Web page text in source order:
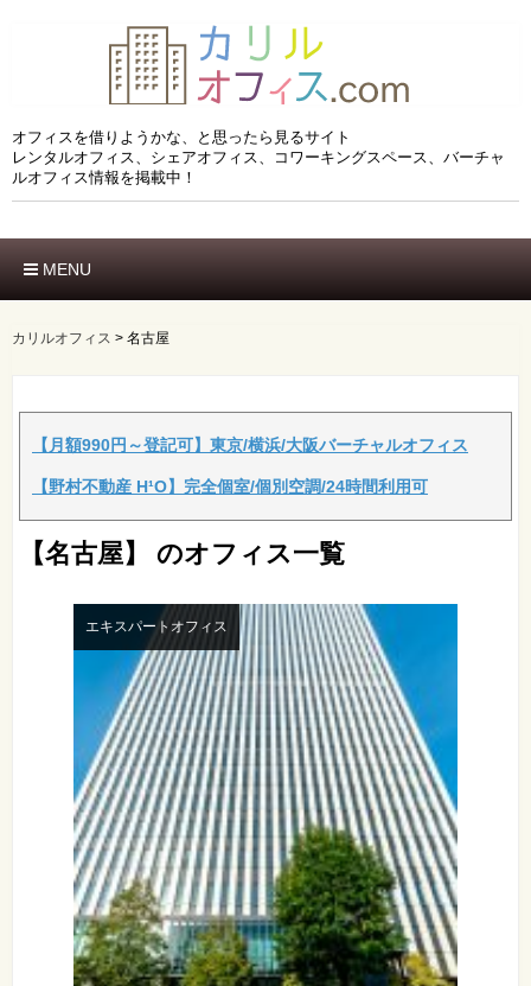
オフィスを借りようかな、と思ったら見るサイト
レンタルオフィス、シェアオフィス、コワーキングスペース、バーチャ
ルオフィス情報を掲載中！
MENU
特徴でさがす
カリルオフィス > 名古屋
【月額990円～登記可】東京/横浜/大阪バーチャルオフィス
【野村不動産 H¹O】完全個室/個別空調/24時間利用可
【名古屋】 のオフィス一覧
エキスパートオフィス